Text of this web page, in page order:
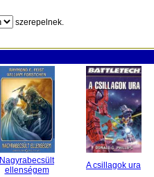
szerepelnek.
Nagyrabecsült
ellenségem
A csillagok ura